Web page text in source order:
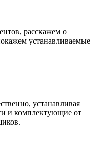
расскажем о
устанавливаемые
устанавливая
и комплектующие от